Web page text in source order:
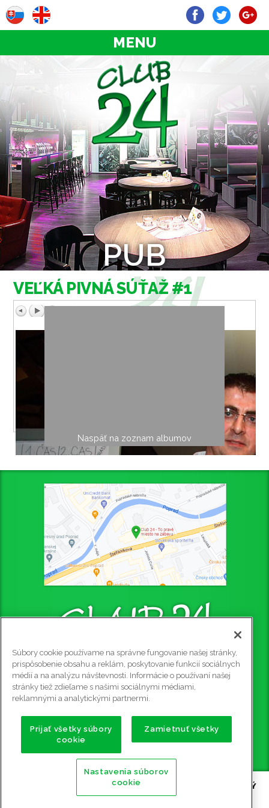
MENU
PUB
VEĽKÁ PIVNÁ SÚŤAŽ #1
Naspäť na zoznam albumov
CLUB 24 - PUB
Štefániková 4445/4, 058 01 Poprad, 2. poschodie
Rezervácie na tel. č.: 0915 905 081
e-mail:club24@club24.sk
GPS súradnice:
49.056911 N (49° 3' 25.2'' N)
20.302600 E (20° 18' 9.36'' E)
2009 - 2026 CLUB 24 - PUB, BILLIARD, STOLNÝ
FUTBAL, ŠÍPKY POPRAD| Všetky práva vyhradené |
Súbory cookie používame na správne fungovanie našej stránky,
prispôsobenie obsahu a reklám, poskytovanie funkcií sociálnych
médií a na analýzu návštevnosti. Informácie o používaní našej
stránky tiež zdieľame s našimi sociálnymi médiami,
reklamnými a analytickými partnermi.
Prijať všetky súbory
cookie
Zamietnuť všetky
Nastavenia súborov
cookie